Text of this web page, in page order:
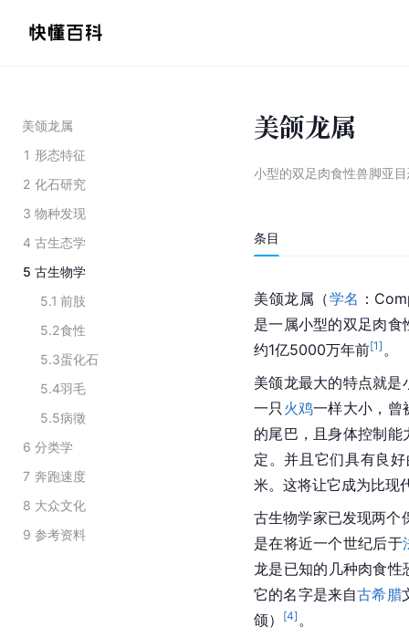
美颌龙属
1 形态特征
2 化石研究
3 物种发现
4 古生态学
5 古生物学
5.1 前肢
5.2食性
5.3蛋化石
5.4羽毛
5.5病徵
6 分类学
7 奔跑速度
8 大众文化
9 参考资料
美颌龙属
小型的双足肉食性兽脚亚
条目
美颌龙属（学名 ：
是一属小型的双足肉食
约1亿5000万年前[1] 。
美颌龙最大的特点就
一只 火鸡一样大小，曾
的尾巴，且身体控制
定。并且它们具有良
米。这将让它成为比现
古生物学家已发现两个
是在将近一个世纪后于
龙是已知的几种肉食性
它的名字是来自古希腊
颌）
[4] 。